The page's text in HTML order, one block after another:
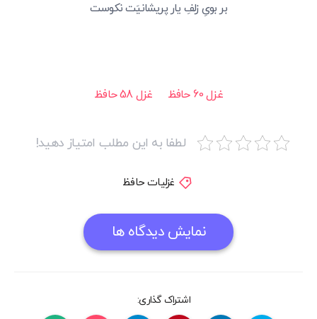
بر بویِ زلفِ یار پریشانیَت نکوست
غزل 60 حافظ غزل 58 حافظ
لطفا به این مطلب امتیاز دهید!
غزلیات حافظ
نمایش دیدگاه ها
اشتراک گذاری: